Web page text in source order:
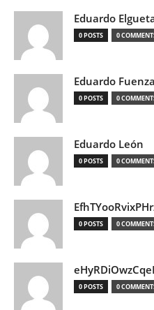
Eduardo
0 POSTS 0
Eduardo
0 POSTS 0
Eduardo León
0 POSTS 0
0 POSTS 0
0 POSTS 0